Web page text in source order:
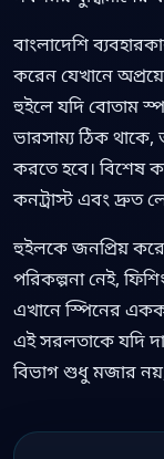
বাংলাদেশি
করেন যেখানে
হুইলে যদি বোতাম
ভারসাম্য ঠিক থাকে,
করতে হবে। বিশেষ
কনট্রাস্ট এবং দ্রুত
হুইলকে জনপ্রিয় করে
পরিকল্পনা নেই,
এখানে স্পিনের একক
এই সরলতাকে যদি
বিভাগ শুধু মজার নয়,